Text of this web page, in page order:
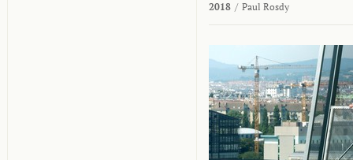
2018 / Paul Rosdy